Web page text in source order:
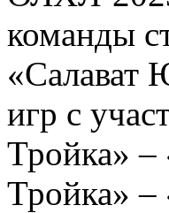
команды
«Салават
игр с
Тройка» –
Тройка»